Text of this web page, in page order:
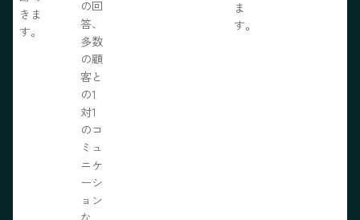
きま
す。
の回
答、
多数
の顧
客と
の1
対1
のコ
ミュ
ニケ
ーシ
ョン
ま
す。